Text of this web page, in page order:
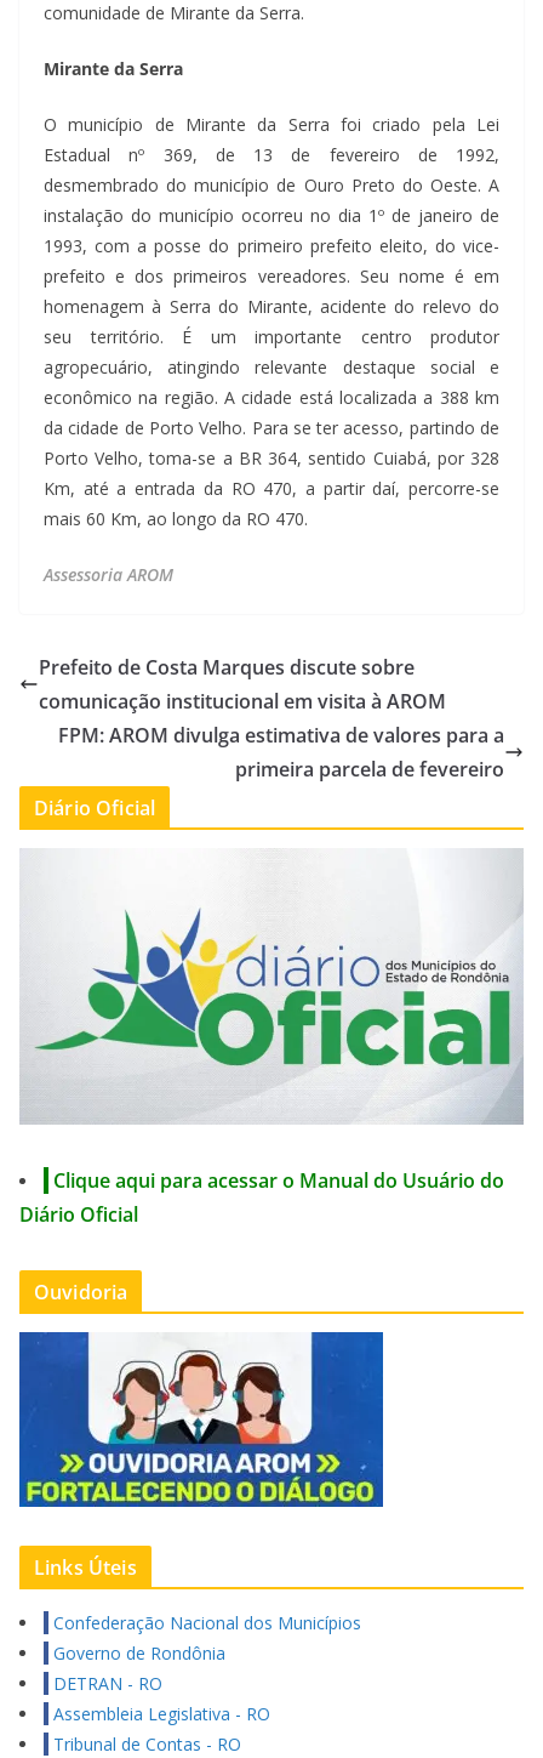
comunidade de Mirante da Serra.
Mirante da Serra
O município de Mirante da Serra foi criado pela Lei
Estadual nº 369, de 13 de fevereiro de 1992,
desmembrado do município de Ouro Preto do Oeste. A
instalação do município ocorreu no dia 1º de janeiro de
1993, com a posse do primeiro prefeito eleito, do vice-
prefeito e dos primeiros vereadores. Seu nome é em
homenagem à Serra do Mirante, acidente do relevo do
seu território. É um importante centro produtor
agropecuário, atingindo relevante destaque social e
econômico na região. A cidade está localizada a 388 km
da cidade de Porto Velho. Para se ter acesso, partindo de
Porto Velho, toma-se a BR 364, sentido Cuiabá, por 328
Km, até a entrada da RO 470, a partir daí, percorre-se
mais 60 Km, ao longo da RO 470.
Assessoria AROM
Prefeito de Costa Marques discute sobre
comunicação institucional em visita à AROM
FPM: AROM divulga estimativa de valores para a
primeira parcela de fevereiro
Diário Oficial
Clique aqui para acessar o Manual do Usuário do
Diário Oficial
Ouvidoria
Links Úteis
Confederação Nacional dos Municípios
Governo de Rondônia
DETRAN - RO
Assembleia Legislativa - RO
Tribunal de Contas - RO